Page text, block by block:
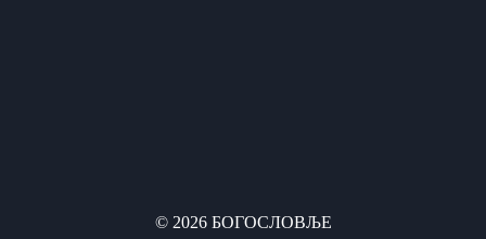
© 2026 БОГОСЛОВЉЕ